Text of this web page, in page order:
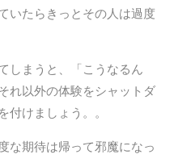
いたらきっとその人は過度
しまうと、「こうなるん
れ以外の体験をシャットダ
けましょう。。
な期待は帰って邪魔になっ